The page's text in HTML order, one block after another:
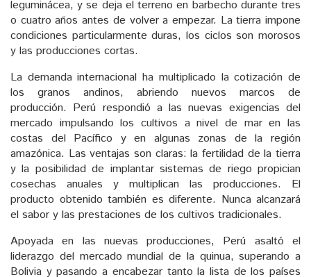
leguminácea, y se deja el terreno en barbecho durante tres
o cuatro años antes de volver a empezar. La tierra impone
condiciones particularmente duras, los ciclos son morosos
y las producciones cortas.
La demanda internacional ha multiplicado la cotización de
los granos andinos, abriendo nuevos marcos de
producción. Perú respondió a las nuevas exigencias del
mercado impulsando los cultivos a nivel de mar en las
costas del Pacífico y en algunas zonas de la región
amazónica. Las ventajas son claras: la fertilidad de la tierra
y la posibilidad de implantar sistemas de riego propician
cosechas anuales y multiplican las producciones. El
producto obtenido también es diferente. Nunca alcanzará
el sabor y las prestaciones de los cultivos tradicionales.
Apoyada en las nuevas producciones, Perú asaltó el
liderazgo del mercado mundial de la quinua, superando a
Bolivia y pasando a encabezar tanto la lista de los países